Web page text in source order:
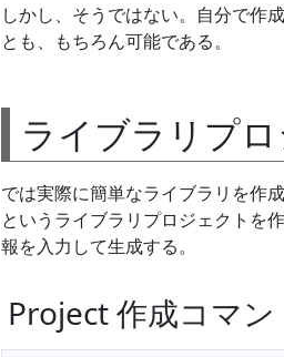
しかし、そうではない。自分で作
とも、もちろん可能である。
ライブラリプ
では実際に簡単なライブラリを作
というライブラリプロジェクトを
報を入力して生成する。
Project 作成コマン